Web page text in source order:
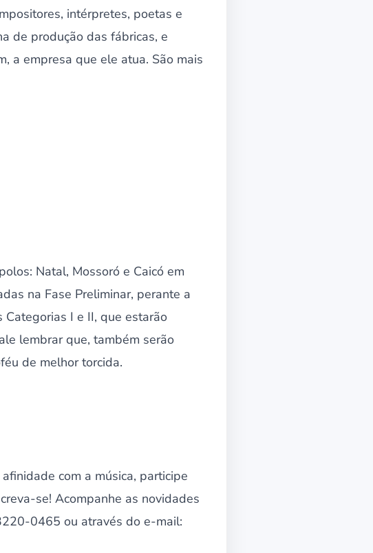
intérpretes, poetas e
de produção das fábricas, e
a empresa que ele atua. São mais
Natal, Mossoró e Caicó em
na Fase Preliminar, perante a
I e II, que estarão
lembrar que, também serão
de melhor torcida.
com a música, participe
se! Acompanhe as novidades
0465 ou através do e-mail: